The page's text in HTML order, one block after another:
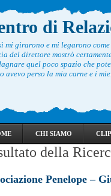
di
mi girarono e mi legarono
del direttore mostrò
quel poco spazio che
avevo perso la mia carne e i
CHI SIAMO CLIP
della
Penelope –